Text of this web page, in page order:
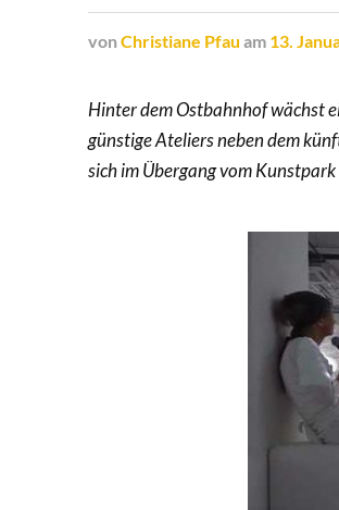
von Christiane Pfau am 13.
Hinter dem Ostbahnhof wächst
günstige Ateliers neben dem
sich im Übergang vom